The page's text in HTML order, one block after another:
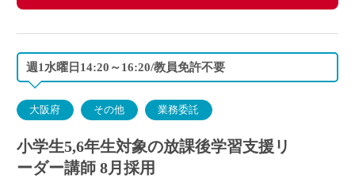
週1水曜日14:20～16:20/教員免許不要
大阪府 その他 業務委託
小学生5,6年生対象の放課後学習支援リ
ーダー講師 8月採用